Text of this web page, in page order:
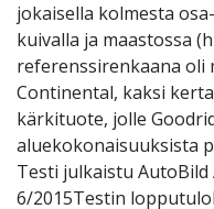
jokaisella kolmesta
kuivalla ja maastossa
referenssirenkaana oli
Continental, kaksi
kärkituote, jolle
aluekokonaisuuksista
Testi julkaistu
6/2015Testin